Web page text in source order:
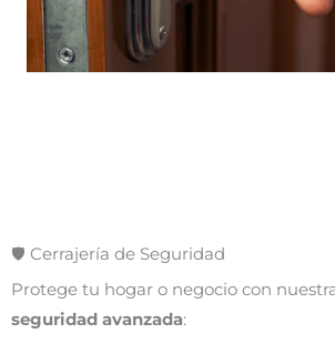
🛡️ Cerrajería de Seguridad
Protege tu hogar o negocio con
seguridad avanzada: